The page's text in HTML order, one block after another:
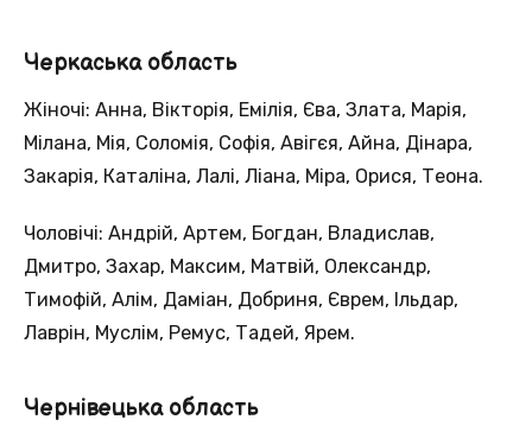
Черкаська область
Жіночі: Анна, Вікторія, Емілія, Єва, Злата, Марія,
Мілана, Мія, Соломія, Софія, Авігєя, Айна, Дінара,
Закарія, Каталіна, Лалі, Ліана, Міра, Орися, Теона.
Чоловічі: Андрій, Артем, Богдан, Владислав,
Дмитро, Захар, Максим, Матвій, Олександр,
Тимофій, Алім, Даміан, Добриня, Єврем, Ільдар,
Лаврін, Муслім, Ремус, Тадей, Ярем.
Чернівецька область